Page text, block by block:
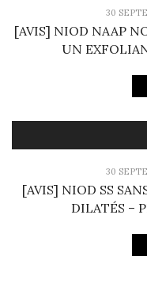
30
[AVIS] NIOD NAAP
UN
30
[AVIS] NIOD SS
DILATÉS –